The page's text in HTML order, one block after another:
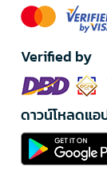
Verified by
ดาวน์โหลดแอ